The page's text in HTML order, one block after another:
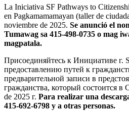
La Iniciativa SF Pathways to
en Pagkamamamayan (taller de
noviembre de 2025. Se anunció el
Tumawag sa 415-498-0735 o mag
magpatala.
Присоединяйтесь к Инициативе г.
предоставлению путей к
предварительной записи в
гражданства, который состоится в
de 2025 г. Para realizar una
415-692-6798 y a otras personas.